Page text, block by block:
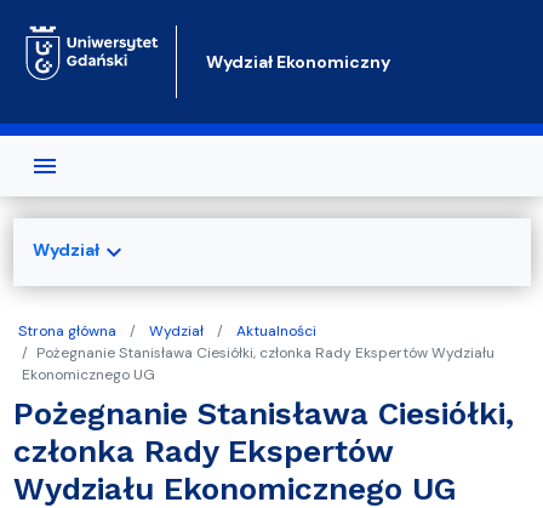
Wydział Ekonomiczny
Strona główna Wydział
Aktualności
Pożegnanie Stanisława Ciesiółki, członka Rady Ekspertów Wydziału
Ekonomicznego UG
Pożegnanie Stanisława Ciesiółki,
członka Rady Ekspertów
Wydziału Ekonomicznego UG
Wydziałexpand_more